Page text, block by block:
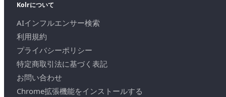
Kolrについて
AIインフルエンサー検索
利用規約
プライバシーポリシー
特定商取引法に基づく表記
お問い合わせ
Chrome拡張機能をインストールする